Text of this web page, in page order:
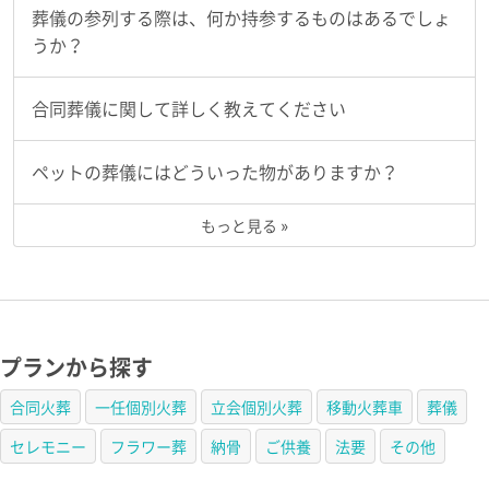
葬儀の参列する際は、何か持参するものはあるでしょ
うか？
合同葬儀に関して詳しく教えてください
ペットの葬儀にはどういった物がありますか？
もっと見る »
プランから探す
合同火葬 一任個別火葬 立会個別火葬 移動火葬車
葬儀
セレモニー
フラワー葬 納骨 ご供養 法要 その他